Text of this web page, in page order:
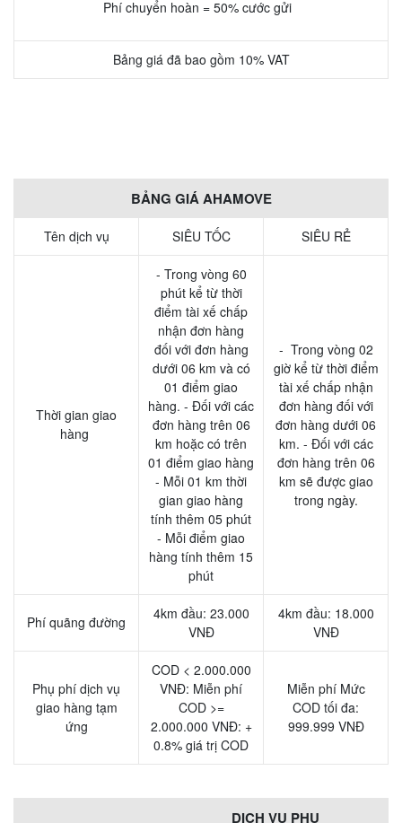
Phí chuyển hoàn = 50% cước gửi
Bảng giá đã bao gồm 10% VAT
BẢNG GIÁ AHAMOVE
Tên dịch vụ SIÊU TỐC SIÊU RẺ
Thời gian giao
hàng
- Trong vòng 60
phút kể từ thời
điểm tài xế chấp
nhận đơn hàng
đối với đơn hàng
dưới 06 km và có
01 điểm giao
hàng. - Đối với các
đơn hàng trên 06
km hoặc có trên
01 điểm giao hàng
- Mỗi 01 km thời
gian giao hàng
tính thêm 05 phút
- Mỗi điểm giao
hàng tính thêm 15
phút
- Trong vòng 02
giờ kể từ thời điểm
tài xế chấp nhận
đơn hàng đối với
đơn hàng dưới 06
km. - Đối với các
đơn hàng trên 06
km sẽ được giao
trong ngày.
Phí quãng đường
4km đầu: 23.000
VNĐ
4km đầu: 18.000
VNĐ
Phụ phí dịch vụ
giao hàng tạm
ứng
COD < 2.000.000
VNĐ: Miễn phí
COD >=
2.000.000 VNĐ: +
0.8% giá trị COD
Miễn phí Mức
COD tối đa:
999.999 VNĐ
DỊCH VỤ PHỤ